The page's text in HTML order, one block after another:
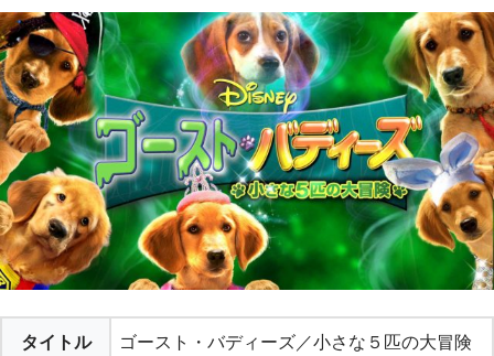
タイトル ゴースト・バディーズ／小さな５匹の大冒険